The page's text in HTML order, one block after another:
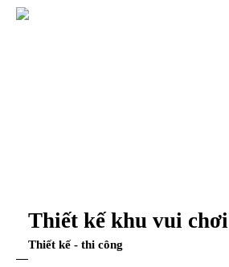
Thiết kế khu vui chơi
Thiết kế - thi công